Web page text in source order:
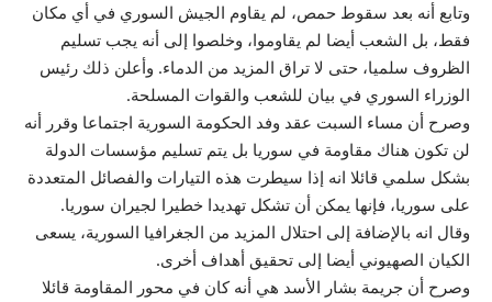
وتابع أنه بعد سقوط حمص، لم یقاوم الجيش السوري في أي مكان
فقط، بل الشعب أيضا لم يقاوموا، وخلصوا إلى أنه يجب تسلیم
الظروف سلميا، حتى لا تراق المزيد من الدماء. وأعلن ذلك رئیس
الوزراء السوري في بیان للشعب والقوات المسلحة.
وصرح أن مساء السبت عقد وفد الحكومة السورية اجتماعا وقرر أنه
لن تكون هناك مقاومة في سوريا بل یتم تسليم مؤسسات الدولة
بشكل سلمي قائلا انه إذا سيطرت هذه التيارات والفصائل المتعددة
على سوریا، فإنها يمكن أن تشكل تهديدا خطيرا لجيران سوريا.
وقال انه بالإضافة إلى احتلال المزید من الجغرافيا السورية، یسعی
الکیان الصهيوني أيضا إلى تحقيق أهداف أخرى.
وصرح أن جريمة بشار الأسد هي أنه كان في محور المقاومة قائلا